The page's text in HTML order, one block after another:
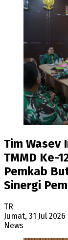
Tim Wasev
TMMD Ke-
Pemkab
Sinergi
TR
Jumat, 31 Jul 2026
News